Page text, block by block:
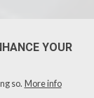
A/S
YOUR
so. More info